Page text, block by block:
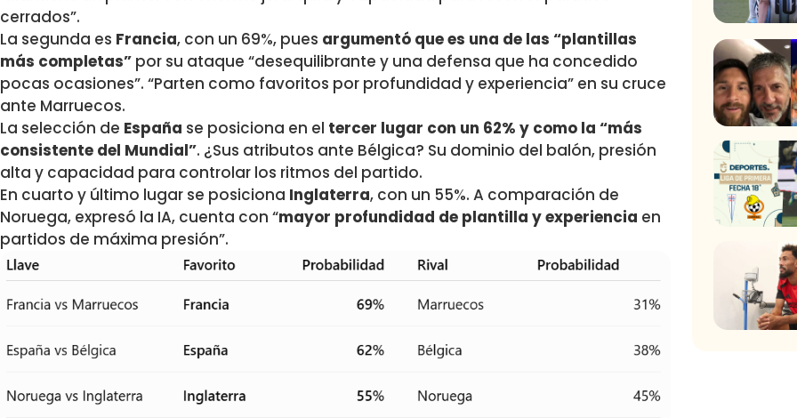
cerrados”.
La segunda es Francia, con un 69%, pues argumentó que es una de las “plantillas
más completas” por su ataque “desequilibrante y una defensa que ha concedido
pocas ocasiones”. “Parten como favoritos por profundidad y experiencia” en su cruce
ante Marruecos.
La selección de España se posiciona en el tercer lugar con un 62% y como la “más
consistente del Mundial”. ¿Sus atributos ante Bélgica? Su dominio del balón, presión
alta y capacidad para controlar los ritmos del partido.
En cuarto y último lugar se posiciona Inglaterra, con un 55%. A comparación de
Noruega, expresó la IA, cuenta con “mayor profundidad de plantilla y experiencia en
partidos de máxima presión”.